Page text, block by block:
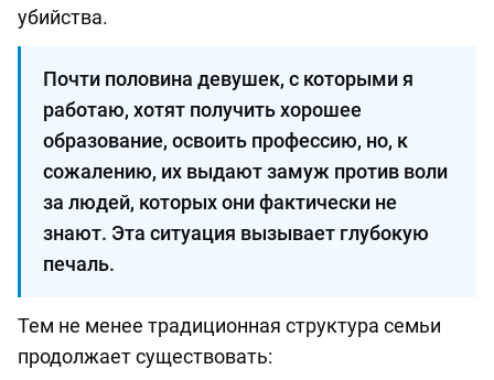
убийства.
Почти половина девушек, с которыми я
работаю, хотят получить хорошее
образование, освоить профессию, но, к
сожалению, их выдают замуж против воли
за людей, которых они фактически не
знают. Эта ситуация вызывает глубокую
печаль.
Тем не менее традиционная структура семьи
продолжает существовать: